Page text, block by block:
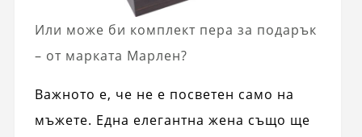
Или може би комплект пера за подарък
– от марката Марлен?
Важното е, че не е посветен само на
мъжете. Една елегантна жена също ще